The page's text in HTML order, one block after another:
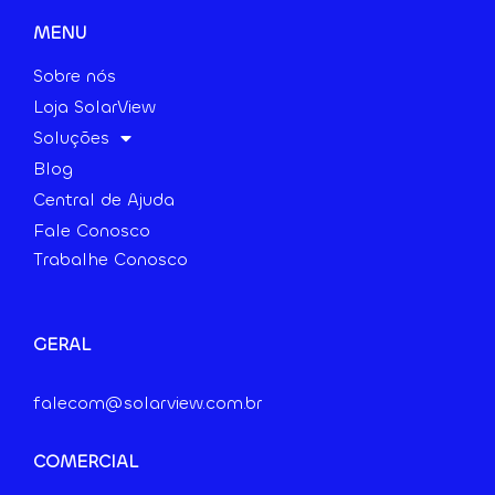
MENU
Sobre nós
Loja SolarView
Soluções
Blog
Central de Ajuda
Fale Conosco
Trabalhe Conosco
GERAL
falecom@solarview.com.br
COMERCIAL